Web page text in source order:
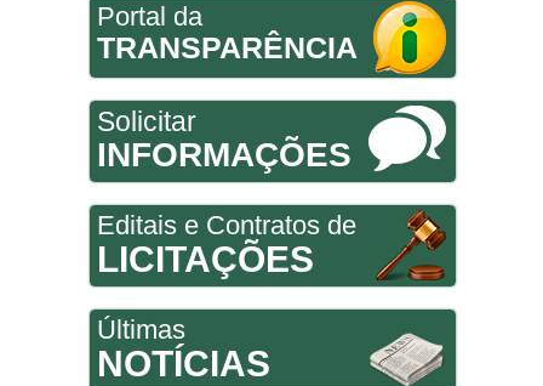
Portal da
TRANSPARÊNCIA
Solicitar
INFORMAÇÕES
Editais e Contratos de
LICITAÇÕES
Últimas
NOTÍCIAS